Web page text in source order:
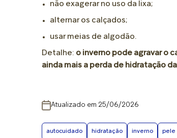
não exagerar no uso da lixa;
alternar os calçados;
usar meias de algodão.
Detalhe: o inverno pode agravar o
ainda mais a perda de hidratação
Atualizado em 25/06/2026
autocuidado hidratação inverno pele